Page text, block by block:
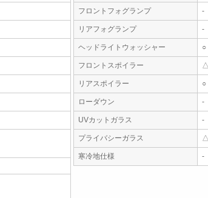
フロントフォグランプ -
リアフォグランプ -
ヘッドライトウォッシャー ○
フロントスポイラー
リアスポイラー ○
ローダウン -
UVカットガラス -
プライバシーガラス
寒冷地仕様 -